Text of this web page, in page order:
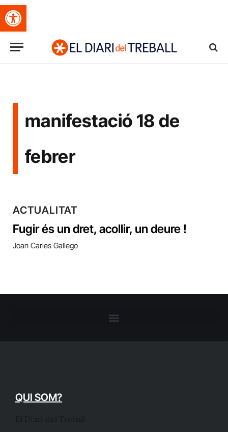
Obre la barra d'eines
manifestació 18 de
febrer
ACTUALITAT
Fugir és un dret, acollir, un deure !
Joan Carles Gallego
QUI SOM?